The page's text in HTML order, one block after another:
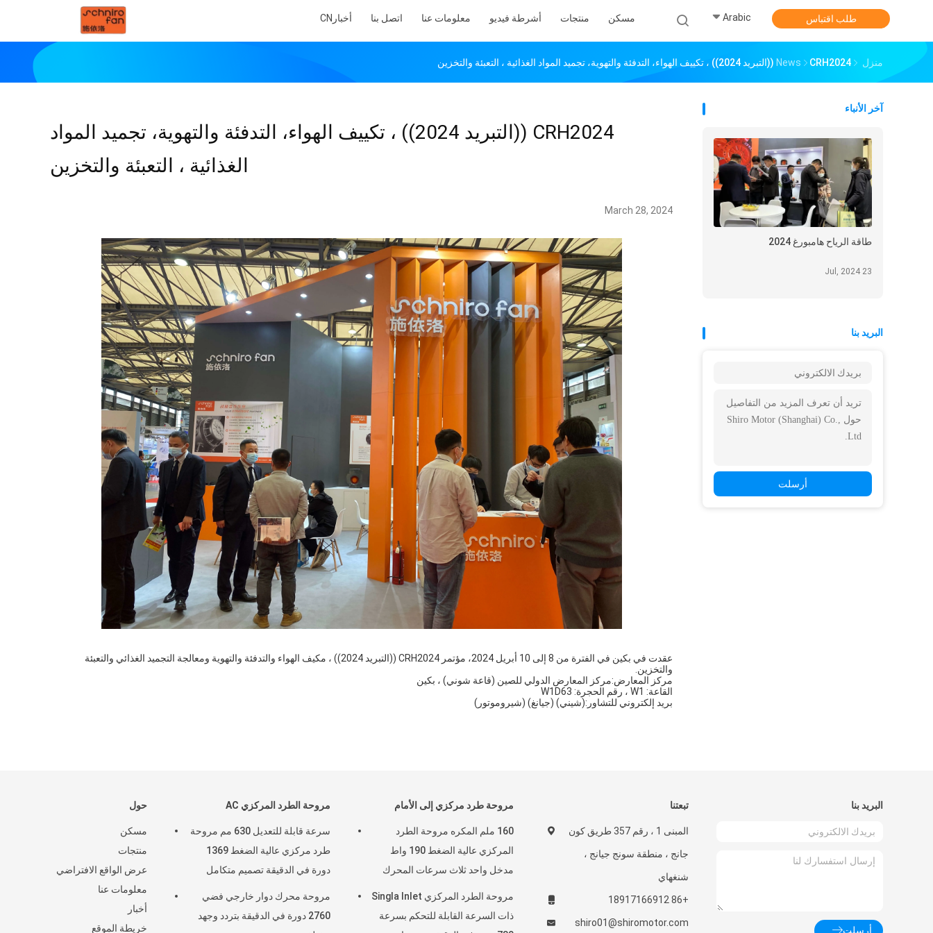
مسكن منتجات أشرطة فيديو معلومات عنا اتصل بنا أخبار CN Arabic طلب اقتباس
منزل News CRH2024 ((التبريد 2024)) ، تكييف الهواء، التدفئة والتهوية، تجميد المواد الغذائية ، التعبئة والتخزين
CRH2024 ((التبريد 2024)) ، تكييف الهواء، التدفئة والتهوية، تجميد المواد
الغذائية ، التعبئة والتخزين
March 28, 2024
عقدت في بكين في الفترة من 8 إلى 10 أبريل 2024، مؤتمر CRH2024 ((التبريد 2024)) ، مكيف الهواء والتدفئة والتهوية ومعالجة التجميد الغذائي والتعبئة
والتخزين.
مركز المعارض:مركز المعارض الدولي للصين (قاعة شوني) ، بكين
القاعة: W1 ، رقم الحجرة: W1D63
بريد إلكتروني للتشاور:(شيني) (جيانغ) (شيروموتور)
آخر الأنباء
طاقة الرياح هامبورغ 2024
23 Jul, 2024
البريد بنا
أرسلت
حول
مسكن
منتجات
عرض الواقع الافتراضي
معلومات عنا
أخبار
خريطة الموقع
مروحة الطرد المركزي AC
سرعة قابلة للتعديل 630 مم مروحة
طرد مركزي عالية الضغط 1369
دورة في الدقيقة تصميم متكامل
مروحة محرك دوار خارجي فضي
2760 دورة في الدقيقة بتردد وجهد
مروحة طرد مركزي إلى الأمام
160 ملم المكره مروحة الطرد
المركزي عالية الضغط 190 واط
مدخل واحد ثلاث سرعات المحرك
مروحة الطرد المركزي Singla Inlet
ذات السرعة القابلة للتحكم بسرعة
تبعتنا
المبنى 1 ، رقم 357 طريق كون
جانج ، منطقة سونج جيانج ،
شنغهاي
+86 18917166912
shiro01@shiromotor.com
البريد بنا
أرسلت